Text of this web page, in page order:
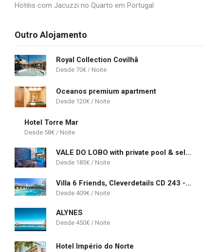
Hotéis com Jacuzzi no Quarto em Portugal
Outro Alojamento
Royal Collection Covilhã
70€
Oceanos premium apartment
120€
Hotel Torre Mar
58€
VALE DO LOBO with private pool & self check-in!
185€
Villa 6 Friends, Cleverdetails CD 243 - quiet area close to a Spa and Pinhal golf course
409€
ALYNES
450€
Hotel Império do Norte